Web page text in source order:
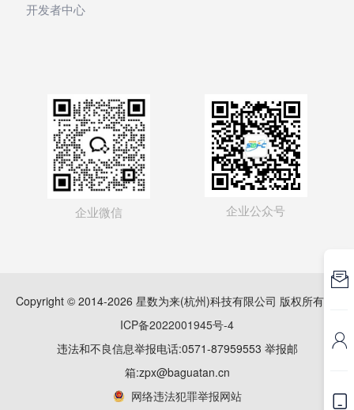
开发者中心
企业微信 企业公众号
Copyright © 2014-2026 星数为来(杭州)科技有限公司 版权所有
ICP备2022001945号-4
违法和不良信息举报电话:0571-87959553 举报邮
箱:zpx@baguatan.cn
网络违法犯罪举报网站


